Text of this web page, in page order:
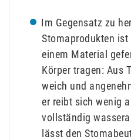
Im Gegensatz zu
Stomaprodukten ist
einem Material
Körper tragen: Aus
weich und
er reibt sich wenig
vollständig
lässt den